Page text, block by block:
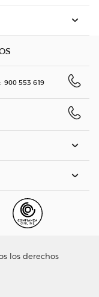
900 553 619
los derechos